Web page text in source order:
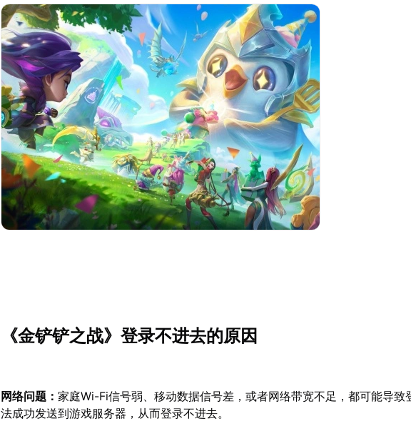
《金铲铲之战》登录不进去的原因
网络问题：家庭Wi-Fi信号弱、移动数据信号差，或者网络带宽不足，都可能导致
法成功发送到游戏服务器，从而登录不进去。